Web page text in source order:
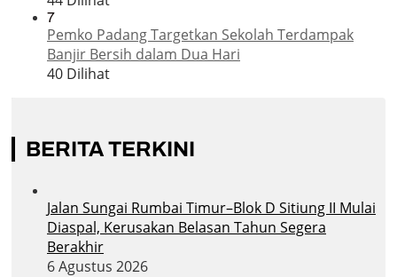
7
Pemko Padang Targetkan Sekolah Terdampak
Banjir Bersih dalam Dua Hari
40 Dilihat
BERITA TERKINI
Jalan Sungai Rumbai Timur–Blok D Sitiung II Mulai
Diaspal, Kerusakan Belasan Tahun Segera
Berakhir
6 Agustus 2026